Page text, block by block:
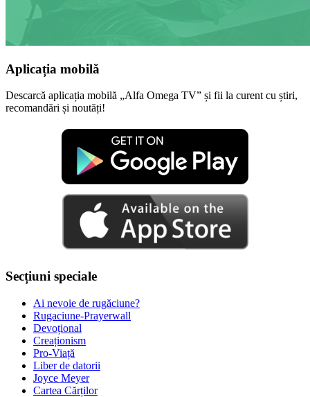
Aplicația mobilă
Descarcă aplicația mobilă „Alfa Omega TV” și fii la curent cu știri,
recomandări și noutăți!
Secțiuni speciale
Ai nevoie de rugăciune?
Rugaciune-Prayerwall
Devoțional
Creaționism
Pro-Viață
Liber de datorii
Joyce Meyer
Cartea Cărților